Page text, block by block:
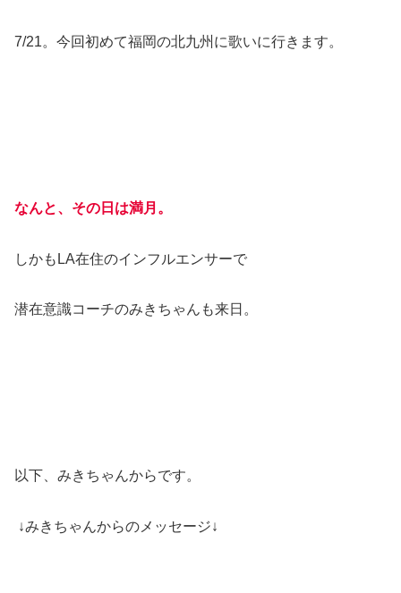
7/21。今回初めて福岡の北九州に歌いに行きます。
なんと、その日は満月。
しかもLA在住のインフルエンサーで
潜在意識コーチのみきちゃんも来日。
以下、みきちゃんからです。
↓みきちゃんからのメッセージ↓